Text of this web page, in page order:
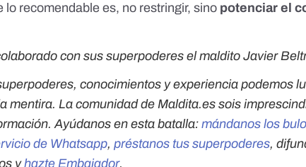
lo recomendable es, no restringir, sino potenciar el
con sus superpoderes el maldito Javier
conocimientos y experiencia podemos
mentira. La comunidad de Maldita.es sois
Ayúdanos en esta batalla:mándanos los
de Whatsapp,préstanos tus superpoderes,
yhazte Embajador.